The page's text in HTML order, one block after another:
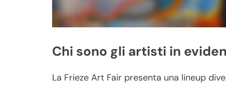
Chi sono gli artisti in
La Frieze Art Fair presenta una lineup